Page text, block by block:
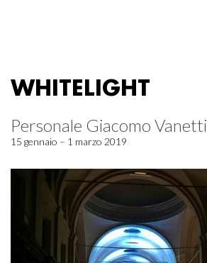
WHITELIGHT
Personale Giacomo Vanetti
15 gennaio – 1 marzo 2019